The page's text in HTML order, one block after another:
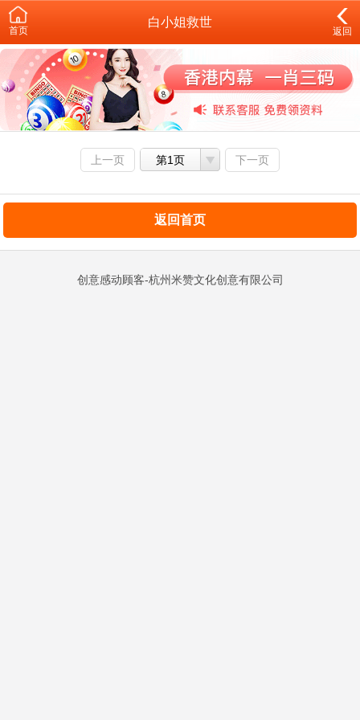
首页
白小姐救世
返回
上一页 第1页 下一页
返回首页
创意感动顾客-杭州米赞文化创意有限公司